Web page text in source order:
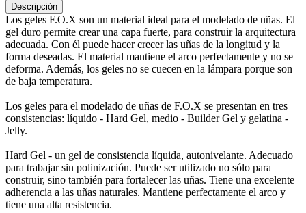
Descripción
Los geles F.O.X son un material ideal para el modelado de uñas. El
gel duro permite crear una capa fuerte, para construir la arquitectura
adecuada. Con él puede hacer crecer las uñas de la longitud y la
forma deseadas. El material mantiene el arco perfectamente y no se
deforma. Además, los geles no se cuecen en la lámpara porque son
de baja temperatura.
Los geles para el modelado de uñas de F.O.X se presentan en tres
consistencias: líquido - Hard Gel, medio - Builder Gel y gelatina -
Jelly.
Hard Gel - un gel de consistencia líquida, autonivelante. Adecuado
para trabajar sin polinización. Puede ser utilizado no sólo para
construir, sino también para fortalecer las uñas. Tiene una excelente
adherencia a las uñas naturales. Mantiene perfectamente el arco y
tiene una alta resistencia.